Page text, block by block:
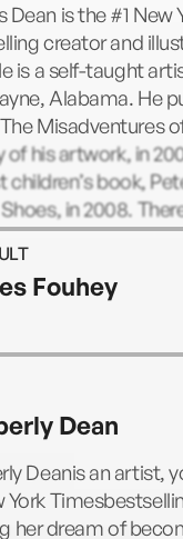
Dean is the #1 New
creator and
is a self-taught
Alabama. He
Misadventures
of his artwork, in
children’s book,
in 2008.
Pete the Cat
real-life rescue pet.
Fouhey
Dean
Deanis an artist,
York
her dream of